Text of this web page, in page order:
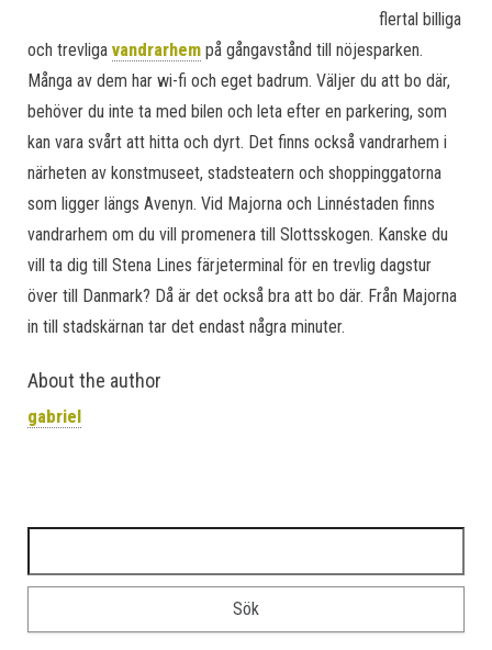
flertal billiga
och trevliga vandrarhem på gångavstånd till nöjesparken.
Många av dem har wi-fi och eget badrum. Väljer du att bo där,
behöver du inte ta med bilen och leta efter en parkering, som
kan vara svårt att hitta och dyrt. Det finns också vandrarhem i
närheten av konstmuseet, stadsteatern och shoppinggatorna
som ligger längs Avenyn. Vid Majorna och Linnéstaden finns
vandrarhem om du vill promenera till Slottsskogen. Kanske du
vill ta dig till Stena Lines färjeterminal för en trevlig dagstur
över till Danmark? Då är det också bra att bo där. Från Majorna
in till stadskärnan tar det endast några minuter.
About the author
gabriel